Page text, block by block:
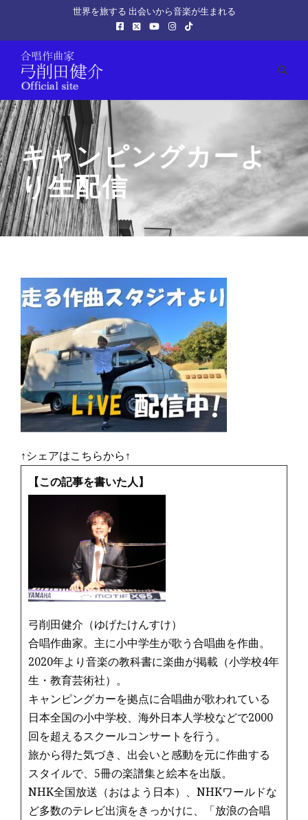
世界を旅する 出会いから音楽が生まれる
キャンピングカーよ
り生配信
↑シェアはこちらから↑
【この記事を書いた人】
弓削田健介（ゆげたけんすけ）
合唱作曲家。主に小中学生が歌う合唱曲を作曲。
2020年より音楽の教科書に楽曲が掲載（小学校4年
生・教育芸術社）。
キャンピングカーを拠点に合唱曲が歌われている
日本全国の小中学校、海外日本人学校などで2000
回を超えるスクールコンサートを行う。
旅から得た気づき、出会いと感動を元に作曲する
スタイルで、5冊の楽譜集と絵本を出版。
NHK全国放送（おはよう日本）、NHKワールドな
ど多数のテレビ出演をきっかけに、「放浪の合唱